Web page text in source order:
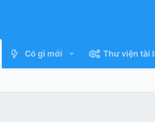
Có gì mới Thư viện tài